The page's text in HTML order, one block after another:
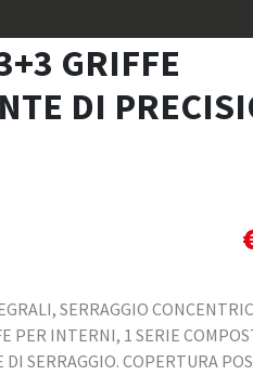
GRIFFE
DI
SERRAGGIO
PER INTERNI, 1 SERIE
SERRAGGIO. COPERTURA